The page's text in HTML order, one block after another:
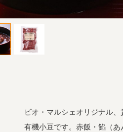
ビオ・マルシェオリジナル
有機小豆です。赤飯・餡（あ